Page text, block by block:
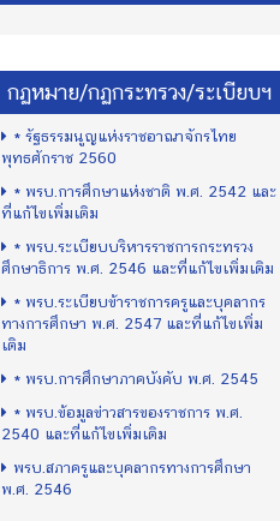
กฏหมาย/กฏกระทรวง/ระเบียบฯ
* รัฐธรรมนูญแห่งราชอาณาจักรไทย
พุทธศักราช 2560
* พรบ.การศึกษาแห่งชาติ พ.ศ. 2542 และ
ที่แก้ไขเพิ่มเติม
* พรบ.ระเบียบบริหารราชการกระทรวง
ศึกษาธิการ พ.ศ. 2546 และที่แก้ไขเพิ่มเติม
* พรบ.ระเบียบข้าราชการครูและบุคลากร
ทางการศึกษา พ.ศ. 2547 และที่แก้ไขเพิ่ม
เติม
* พรบ.การศึกษาภาคบังคับ พ.ศ. 2545
* พรบ.ข้อมูลข่าวสารของราชการ พ.ศ.
2540 และที่แก้ไขเพิ่มเติม
พรบ.สภาครูและบุคลากรทางการศึกษา
พ.ศ. 2546